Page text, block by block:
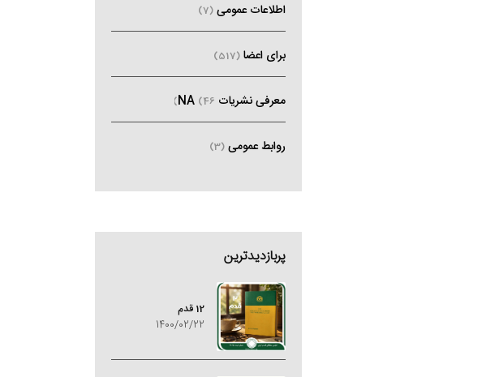
اطلاعات عمومی (7)
برای اعضا (517)
معرفی نشریات NA (46)
روابط عمومی (3)
پربازدیدترین
12 قدم
1400/02/22